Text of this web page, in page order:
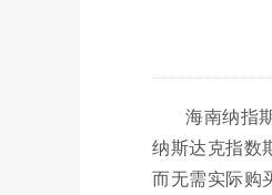
海南纳指
纳斯达克指数
而无需实际购